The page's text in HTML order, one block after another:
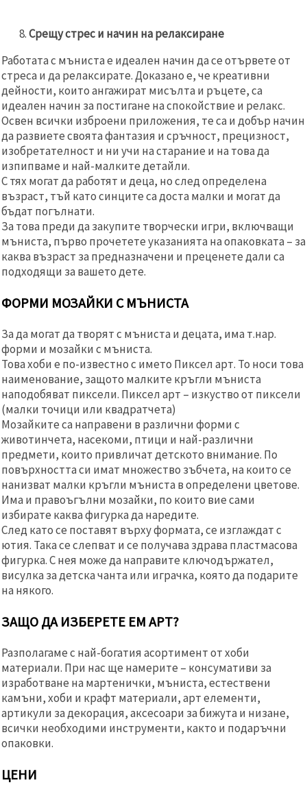
Срещу стрес и начин на релаксиране
Работата с мъниста е идеален начин да се отървете от
стреса и да релаксирате. Доказано е, че креативни
дейности, които ангажират мисълта и ръцете, са
идеален начин за постигане на спокойствие и релакс.
Освен всички изброени приложения, те са и добър начин
да развиете своята фантазия и сръчност, прецизност,
изобретателност и ни учи на старание и на това да
изпипваме и най-малките детайли.
С тях могат да работят и деца, но след определена
възраст, тъй като синците са доста малки и могат да
бъдат погълнати.
За това преди да закупите творчески игри, включващи
мъниста, първо прочетете указанията на опаковката – за
каква възраст за предназначени и преценете дали са
подходящи за вашето дете.
ФОРМИ МОЗАЙКИ С МЪНИСТА
За да могат да творят с мъниста и децата, има т.нар.
форми и мозайки с мъниста.
Това хоби е по-известно с името Пиксел арт. То носи това
наименование, защото малките кръгли мъниста
наподобяват пиксели. Пиксел арт – изкуство от пиксели
(малки точици или квадратчета)
Мозайките са направени в различни форми с
животинчета, насекоми, птици и най-различни
предмети, които привличат детското внимание. По
повърхността си имат множество зъбчета, на които се
нанизват малки кръгли мъниста в определени цветове.
Има и правоъгълни мозайки, по които вие сами
избирате каква фигурка да наредите.
След като се поставят върху формата, се изглаждат с
ютия. Така се слепват и се получава здрава пластмасова
фигурка. С нея може да направите ключодържател,
висулка за детска чанта или играчка, която да подарите
на някого.
ЗАЩО ДА ИЗБЕРЕТЕ ЕМ АРТ?
Разполагаме с най-богатия асортимент от хоби
материали. При нас ще намерите – консумативи за
изработване на мартенички, мъниста, естествени
камъни, хоби и крафт материали, арт елементи,
артикули за декорация, аксесоари за бижута и низане,
всички необходими инструменти, както и подаръчни
опаковки.
ЦЕНИ